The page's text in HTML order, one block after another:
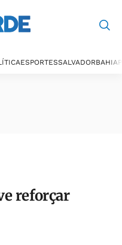
ESPORTESSALVADORBAHIA
reforçar